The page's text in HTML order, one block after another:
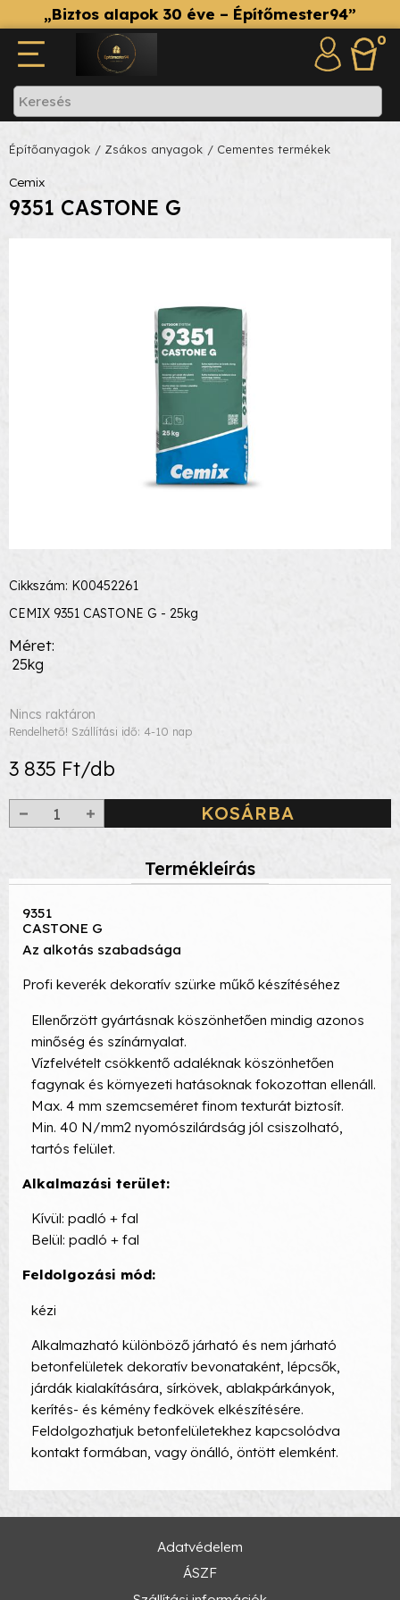
„Biztos alapok 30 éve – Építőmester94”
0
Építőanyagok / Zsákos anyagok / Cementes termékek
Cemix
9351 CASTONE G
Cikkszám: K00452261
CEMIX 9351 CASTONE G - 25kg
Méret
25kg
Nincs raktáron
Rendelhető! Szállítási idő: 4-10 nap
3 835 Ft/db
KOSÁRBA
Termékleírás
9351
CASTONE G
Az alkotás szabadsága
Profi keverék dekoratív szürke műkő készítéséhez
Ellenőrzött gyártásnak köszönhetően mindig azonos
minőség és színárnyalat.
Vízfelvételt csökkentő adaléknak köszönhetően
fagynak és környezeti hatásoknak fokozottan ellenáll.
Max. 4 mm szemcseméret finom texturát biztosít.
Min. 40 N/mm2 nyomószilárdság jól csiszolható,
tartós felület.
Alkalmazási terület:
Kívül: padló + fal
Belül: padló + fal
Feldolgozási mód:
kézi
Alkalmazható különböző járható és nem járható
betonfelületek dekoratív bevonataként, lépcsők,
járdák kialakítására, sírkövek, ablakpárkányok,
kerítés- és kémény fedkövek elkészítésére.
Feldolgozhatjuk betonfelületekhez kapcsolódva
kontakt formában, vagy önálló, öntött elemként.
Adatvédelem
ÁSZF